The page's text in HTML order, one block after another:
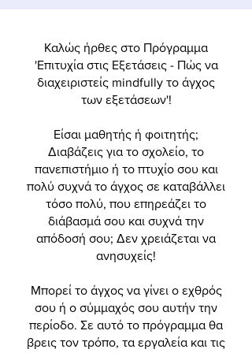
Καλώς ήρθες στο Πρόγραμμα
'Επιτυχία στις Εξετάσεις - Πώς να
διαχειριστείς mindfully το άγχος
των εξετάσεων'!
Είσαι μαθητής ή φοιτητής;
Διαβάζεις για το σχολείο, το
πανεπιστήμιο ή το πτυχίο σου και
πολύ συχνά το άγχος σε καταβάλλει
τόσο πολύ, που επηρεάζει το
διάβασμά σου και συχνά την
απόδοσή σου; Δεν χρειάζεται να
ανησυχείς!
Μπορεί το άγχος να γίνει ο εχθρός
σου ή ο σύμμαχός σου αυτήν την
περίοδο. Σε αυτό το πρόγραμμα θα
βρεις τον τρόπο, τα εργαλεία και τις